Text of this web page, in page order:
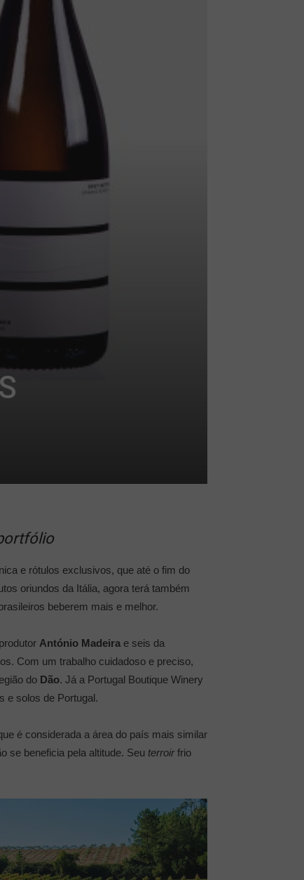
e rótulos exclusivos, que até o fim do
oriundos da Itália, agora terá também
beberem mais e melhor.
António Madeira e seis da
Com um trabalho cuidadoso e preciso,
do Dão. Já a Portugal Boutique Winery
e solos de Portugal.
é considerada a área do país mais similar
se beneficia pela altitude. Seu terroirfrio